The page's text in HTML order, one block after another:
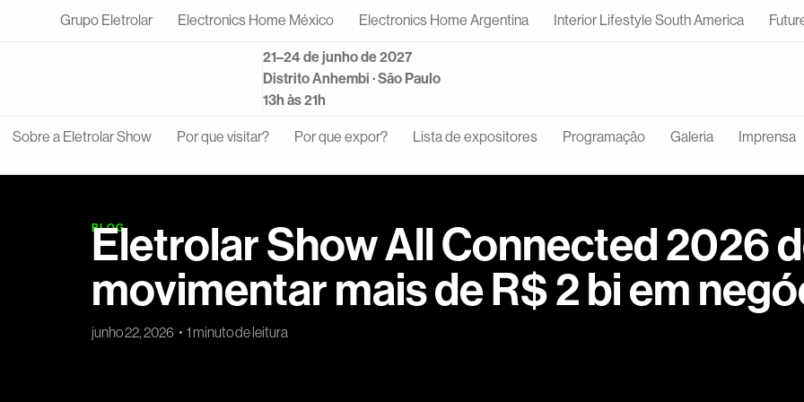
Grupo Eletrolar Electronics Home México Electronics Home Argentina Interior Lifestyle South America
21–24 de junho de 2027
Distrito Anhembi · São Paulo
13h às 21h
Sobre a Eletrolar Show Por que visitar? Por que expor? Lista de expositores Programação Galeria Imprensa
BLOG
Eletrolar Show All Connected 2026
movimentar mais de R$ 2 bi em
junho 22, 2026 1 minuto de leitura